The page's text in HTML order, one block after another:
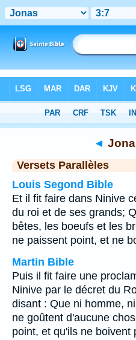
Chapitre 3> Verset 7
◄
Versets Parallèles
Louis Segond Bible
Et il fit faire dans Ninive
du roi et de ses grands;
bêtes, les boeufs et les
ne paissent point, et ne
Martin Bible
Puis il fit faire une
Ninive par le décret du
disant : Que ni homme,
ne goûtent d'aucune
point, et qu'ils ne boivent